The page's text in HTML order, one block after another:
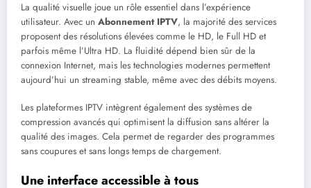
La qualité visuelle joue un rôle essentiel dans l’expérience
utilisateur. Avec un Abonnement IPTV, la majorité des services
proposent des résolutions élevées comme le HD, le Full HD et
parfois même l’Ultra HD. La fluidité dépend bien sûr de la
connexion Internet, mais les technologies modernes permettent
aujourd’hui un streaming stable, même avec des débits moyens.
Les plateformes IPTV intègrent également des systèmes de
compression avancés qui optimisent la diffusion sans altérer la
qualité des images. Cela permet de regarder des programmes
sans coupures et sans longs temps de chargement.
Une interface accessible à tous